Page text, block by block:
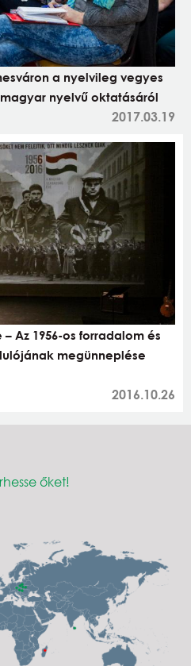
a nyelvileg vegyes
nyelvű oktatásáról
2017.03.19
Az 1956-os forradalom és
megünneplése
2016.10.26
őket!